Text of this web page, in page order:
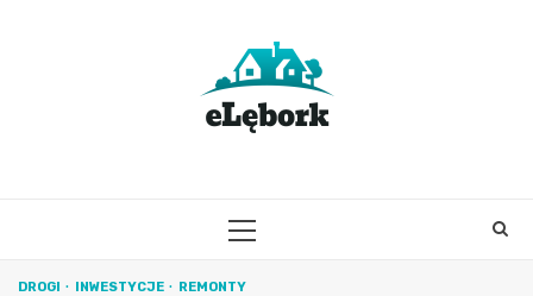
PRIMARY
DROGI INWESTYCJE REMONTY